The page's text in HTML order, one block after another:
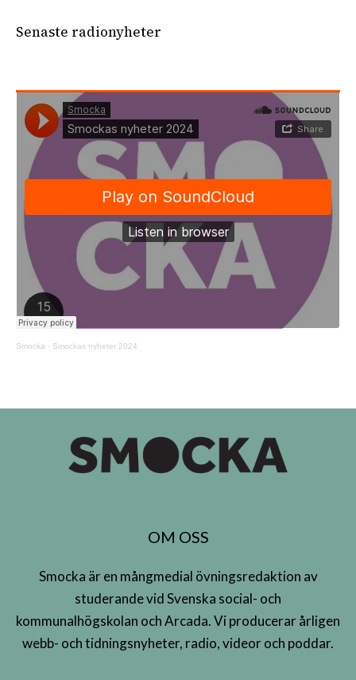
Senaste radionyheter
Smocka · Smockas nyheter 2024
OM OSS
Smocka är en mångmedial övningsredaktion av
studerande vid Svenska social- och
kommunalhögskolan och Arcada. Vi producerar årligen
webb- och tidningsnyheter, radio, videor och poddar.